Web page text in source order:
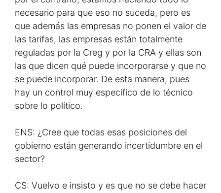
necesario para que eso no suceda, pero es
que además las empresas no ponen el valor de
las tarifas, las empresas están totalmente
reguladas por la Creg y por la CRA y ellas son
las que dicen qué puede incorporarse y que no
se puede incorporar. De esta manera, pues
hay un control muy específico de lo técnico
sobre lo político.
ENS: ¿Cree que todas esas posiciones del
gobierno están generando incertidumbre en el
sector?
CS: Vuelvo e insisto y es que no se debe hacer